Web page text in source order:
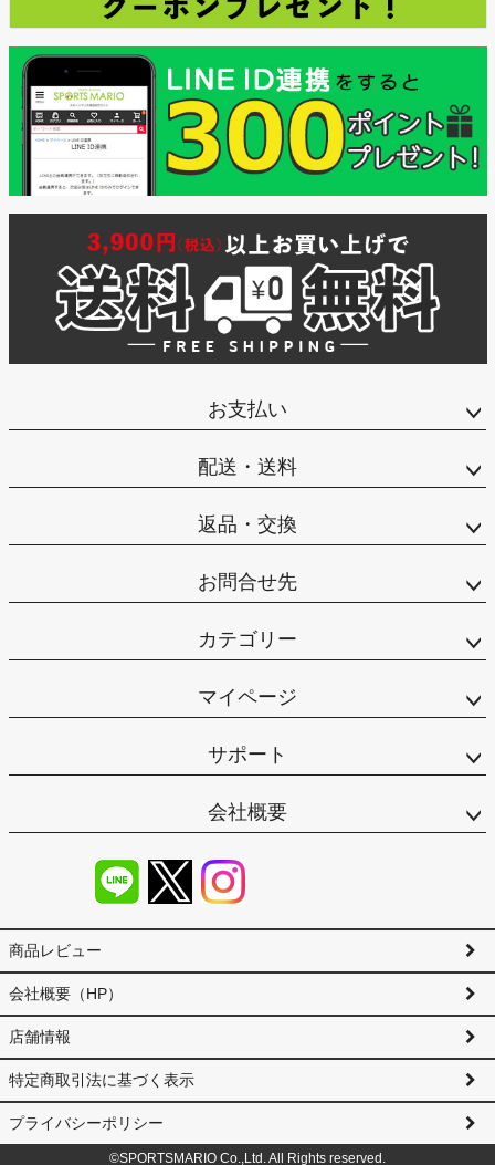
お支払い
配送・送料
返品・交換
お問合せ先
カテゴリー
マイページ
サポート
会社概要
商品レビュー
会社概要（HP）
店舗情報
特定商取引法に基づく表示
プライバシーポリシー
©SPORTSMARIO Co.,Ltd. All Rights reserved.